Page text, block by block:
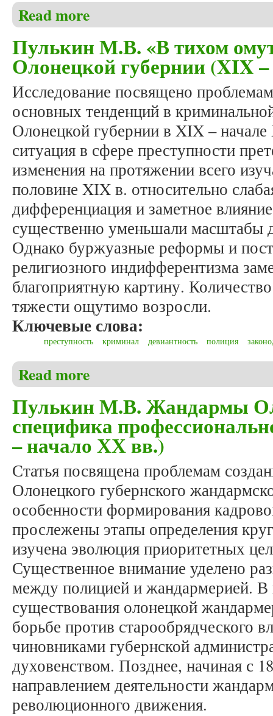
Read more
Пулькин М.В. «В тихом
Олонецкой губернии (XIX
Исследование посвящено
основных тенденций в
Олонецкой губернии в XIX –
ситуация в сфере преступности
изменения на протяжении всего
половине XIX в. относительно
дифференциация и заметное
существенно уменьшали масштабы
Однако буржуазные реформы и
религиозного индифферентизма
благоприятную картину.
тяжести ощутимо возросли.
Ключевые слова:
преступность криминал девиантность полиция
Read more
Пулькин М.В. Жандармы
специфика
– начало ХХ вв.)
Статья посвящена проблемам
Олонецкого губернского
особенности формирования
прослежены этапы определения
изучена эволюция приоритетных
Существенное внимание уделено
между полицией и жандармерией. В
существования олонецкой
борьбе против старообрядческого
чиновниками губернской
духовенством. Позднее, начиная с
направлением деятельности
революционного движения.